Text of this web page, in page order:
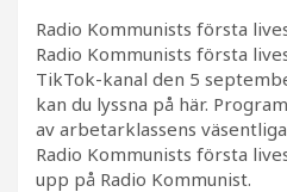
Radio Kommunists första
Radio Kommunists första
TikTok-kanal den 5
kan du lyssna på här.
av arbetarklassens
Radio Kommunists första
upp på Radio Kommunist.